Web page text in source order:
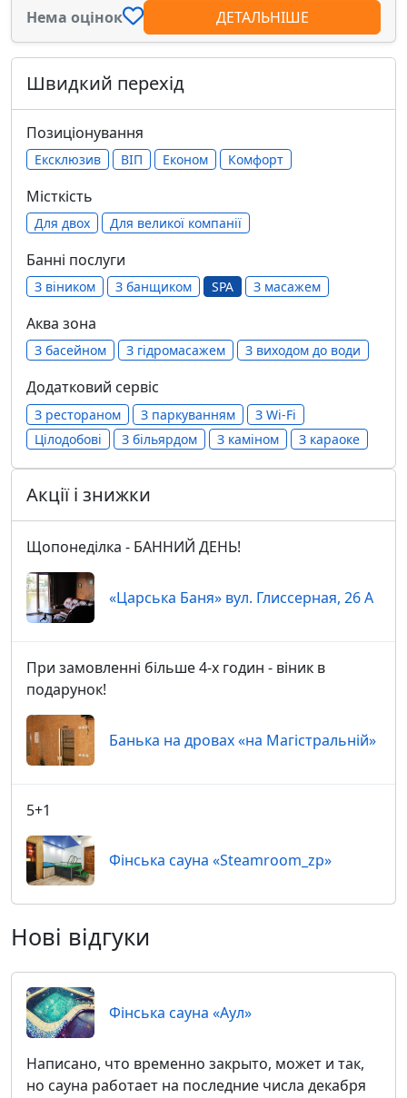
Нема оцінок ДЕТАЛЬНІШЕ
Швидкий перехід
Позиціонування
Ексклюзив ВІП Економ Комфорт
Місткість
Для двох Для великої компанії
Банні послуги
З віником З банщиком SPA З масажем
Аква зона
З басейном З гідромасажем З виходом до води
Додатковий сервіс
З рестораном З паркуванням
З Wi-Fi
Цілодобові
З більярдом З каміном З караоке
Акції і знижки
Щопонеділка - БАННИЙ ДЕНЬ!
«Царська Баня» вул. Глиссерная, 26 А
При замовленні більше 4-х годин - віник в
подарунок!
Банька на дровах «на Магістральній»
5+1
Фінська сауна «Steamroom_zp»
Нові відгуки
Фінська сауна «Аул»
Написано, что временно закрыто, может и так,
но сауна работает на последние числа декабря